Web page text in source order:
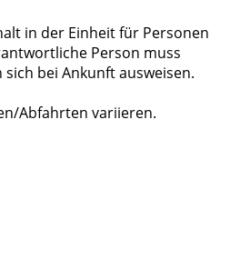
in der Einheit für Personen
Person muss
bei Ankunft ausweisen.
Abfahrten variieren.